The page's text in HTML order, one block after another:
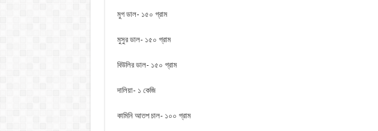
মুগ ডাল- ১৫০ গ্রাম
মুসুর ডাল- ১৫০ গ্রাম
বিউলির ডাল- ১৫০ গ্রাম
দালিয়া- ১ কেজি
কামিনি আতপ চাল- ১০০ গ্রাম